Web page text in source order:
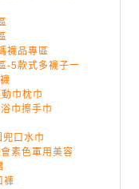
襪品專區
-5款式多襪子一
)
巾枕巾
巾擦手巾
口水巾
素色軍用美容
褲